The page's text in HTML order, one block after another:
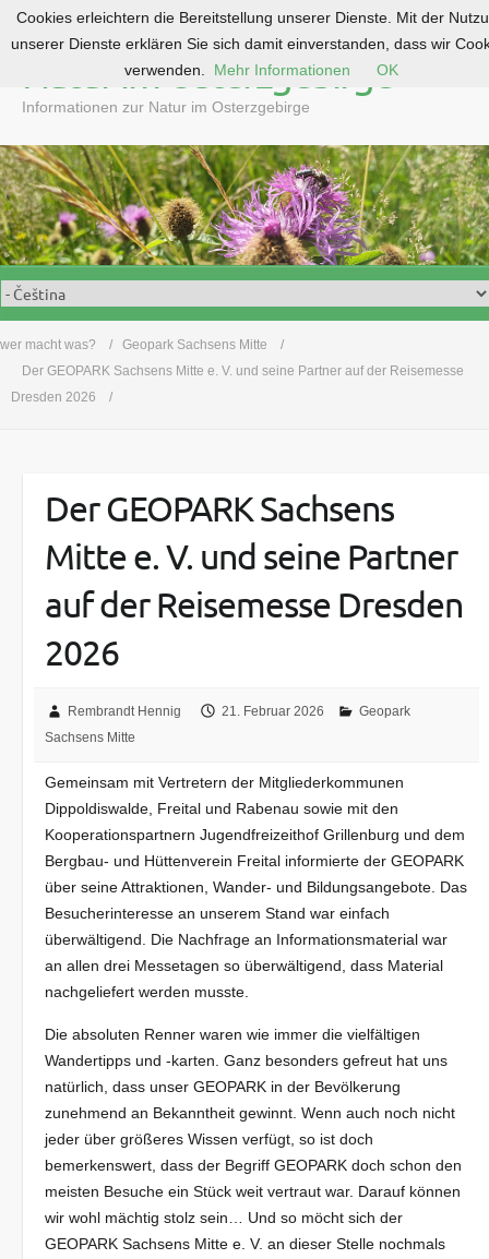
o
c
o
n
t
e
n
Natur im Osterzgebirge
Informationen zur Natur im Osterzgebirge
wer macht was?
Geopark Sachsens Mitte
Der GEOPARK Sachsens Mitte e. V. und seine Partner auf der Reisemesse
Dresden 2026
Der GEOPARK Sachsens
Mitte e. V. und seine Partner
auf der Reisemesse Dresden
2026
Rembrandt Hennig 21. Februar 2026
Geopark
Sachsens Mitte
Gemeinsam mit Vertretern der Mitgliederkommunen
Dippoldiswalde, Freital und Rabenau sowie mit den
Kooperationspartnern Jugendfreizeithof Grillenburg und dem
Bergbau- und Hüttenverein Freital informierte der GEOPARK
über seine Attraktionen, Wander- und Bildungsangebote. Das
Besucherinteresse an unserem Stand war einfach
überwältigend. Die Nachfrage an Informationsmaterial war
an allen drei Messetagen so überwältigend, dass Material
nachgeliefert werden musste.
Die absoluten Renner waren wie immer die vielfältigen
Wandertipps und -karten. Ganz besonders gefreut hat uns
natürlich, dass unser GEOPARK in der Bevölkerung
zunehmend an Bekanntheit gewinnt. Wenn auch noch nicht
jeder über größeres Wissen verfügt, so ist doch
bemerkenswert, dass der Begriff GEOPARK doch schon den
meisten Besuche ein Stück weit vertraut war. Darauf können
wir wohl mächtig stolz sein… Und so möcht sich der
GEOPARK Sachsens Mitte e. V. an dieser Stelle nochmals
Cookies erleichtern die Bereitstellung unserer Dienste. Mit der
unserer Dienste erklären Sie sich damit einverstanden, dass wir
verwenden.
Mehr Informationen OK